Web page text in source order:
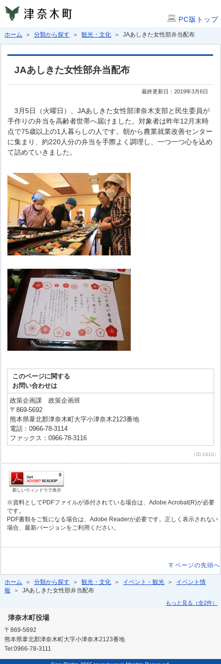
PC版トップ
ホーム ＞分類から探す ＞観光・文化 ＞ JAあしきた女性部弁当配布
JAあしきた女性部弁当配布
最終更新日：2019年3月6日
3月5日（火曜日）、JAあしきた女性部津奈木支部と民生委員が
手作りの弁当を高齢者世帯へ届けました。対象者は昨年12月末時
点で75歳以上の1人暮らしの人です。朝から農業就業改善センター
に集まり、約220人分の弁当を手際よく調理し、一つ一つ心を込め
て詰めていきました。
このページに関する
お問い合わせは
政策企画課 政策企画班
〒869-5692
熊本県葦北郡津奈木町大字小津奈木2123番地
電話：0966-78-3114
ファックス：0966-78-3116
（ID:2410）
新しいウィンドウで表示
※資料としてPDFファイルが添付されている場合は、Adobe Acrobat(R)が必要
です。
PDF書類をご覧になる場合は、Adobe Readerが必要です。正しく表示されない
場合、最新バージョンをご利用ください。
ページの先頭へ
ホーム ＞分類から探す ＞観光・文化 ＞ イベント・観光 ＞ イベント情
報
＞ JAあしきた女性部弁当配布
もっと見る（全2件）
津奈木町役場
〒869-5692
熊本県葦北郡津奈木町大字小津奈木2123番地
Tel:0966-78-3111